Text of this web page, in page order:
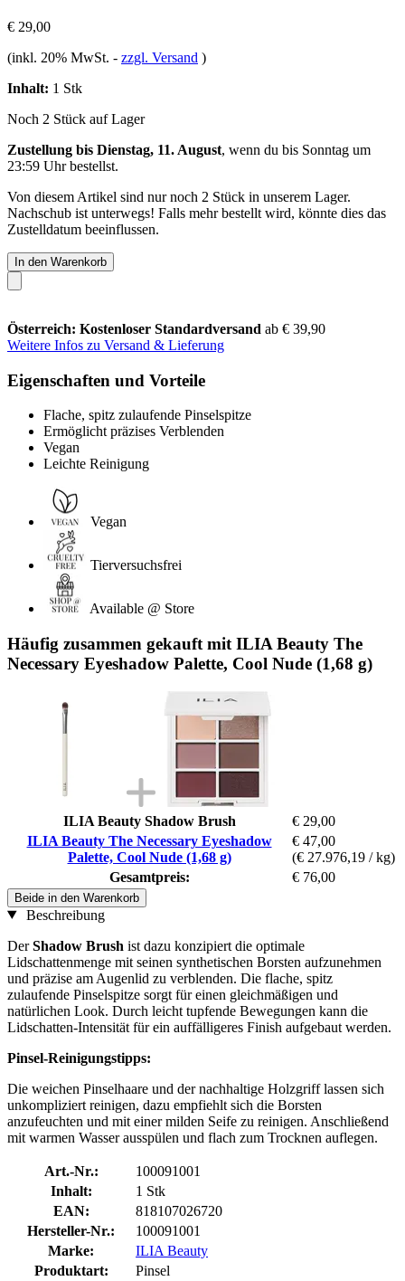
€ 29,00
(inkl. 20% MwSt. - zzgl. Versand )
Inhalt: 1 Stk
Noch 2 Stück auf Lager
Zustellung bis Dienstag, 11. August, wenn du bis Sonntag um
23:59 Uhrbestellst.
Von diesem Artikel sind nur noch 2 Stück in unserem Lager.
Nachschub ist unterwegs! Falls mehr bestellt wird, könnte dies das
Zustelldatum beeinflussen.
In den Warenkorb
Österreich: Kostenloser Standardversand ab € 39,90
Weitere Infos zu Versand & Lieferung
Eigenschaften und Vorteile
Flache, spitz zulaufende Pinselspitze
Ermöglicht präzises Verblenden
Vegan
Leichte Reinigung
Vegan
Tierversuchsfrei
Available @ Store
Häufig zusammen gekauft mit ILIA Beauty The
Necessary Eyeshadow Palette, Cool Nude (1,68 g)
ILIA Beauty Shadow Brush
€ 29,00
ILIA Beauty The Necessary Eyeshadow
Palette, Cool Nude (1,68 g)
€ 47,00
(€ 27.976,19 / kg)
Gesamtpreis:
€ 76,00
Beide in den Warenkorb
Beschreibung
DerShadow Brush ist dazu konzipiert die optimale
Lidschattenmenge mit seinen synthetischen Borsten aufzunehmen
und präzise am Augenlid zu verblenden. Die flache, spitz
zulaufende Pinselspitze sorgt für einen gleichmäßigen und
natürlichen Look. Durch leicht tupfende Bewegungen kann die
Lidschatten-Intensität für ein auffälligeres Finish aufgebaut werden.
Pinsel-Reinigungstipps:
Die weichen Pinselhaare und der nachhaltige Holzgriff lassen sich
unkompliziert reinigen, dazu empfiehlt sich die Borsten
anzufeuchten und mit einer milden Seife zu reinigen. Anschließend
mit warmen Wasser ausspülen und flach zum Trocknen auflegen.
Art.-Nr.:
100091001
Inhalt:
1 Stk
EAN:
818107026720
Hersteller-Nr.:
100091001
Marke:
ILIA Beauty
Produktart:
Pinsel